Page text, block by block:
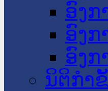
ອົງກ
ອົງ
ອົງກ
ນິຕິກໍາ